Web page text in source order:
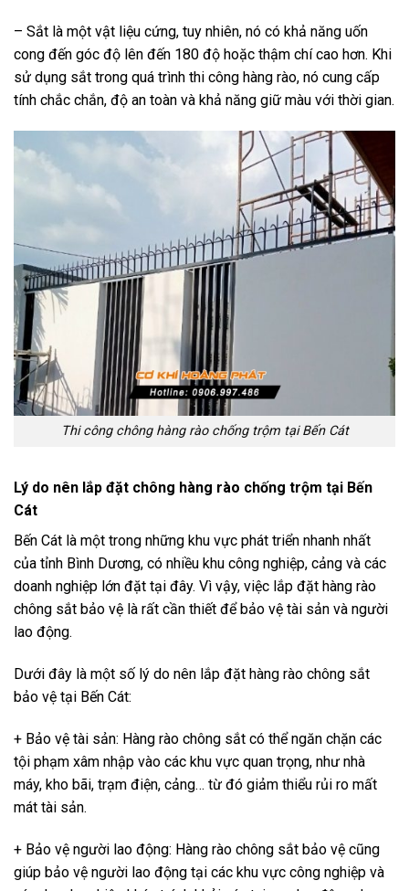
– Sắt là một vật liệu cứng, tuy nhiên, nó có khả năng uốn
cong đến góc độ lên đến 180 độ hoặc thậm chí cao hơn. Khi
sử dụng sắt trong quá trình thi công hàng rào, nó cung cấp
tính chắc chắn, độ an toàn và khả năng giữ màu với thời gian.
Thi công chông hàng rào chống trộm tại Bến Cát
Lý do nên lắp đặt chông hàng rào chống trộm tại Bến
Cát
Bến Cát là một trong những khu vực phát triển nhanh nhất
của tỉnh Bình Dương, có nhiều khu công nghiệp, cảng và các
doanh nghiệp lớn đặt tại đây. Vì vậy, việc lắp đặt hàng rào
chông sắt bảo vệ là rất cần thiết để bảo vệ tài sản và người
lao động.
Dưới đây là một số lý do nên lắp đặt hàng rào chông sắt
bảo vệ tại Bến Cát:
+ Bảo vệ tài sản: Hàng rào chông sắt có thể ngăn chặn các
tội phạm xâm nhập vào các khu vực quan trọng, như nhà
máy, kho bãi, trạm điện, cảng… từ đó giảm thiểu rủi ro mất
mát tài sản.
+ Bảo vệ người lao động: Hàng rào chông sắt bảo vệ cũng
giúp bảo vệ người lao động tại các khu vực công nghiệp và